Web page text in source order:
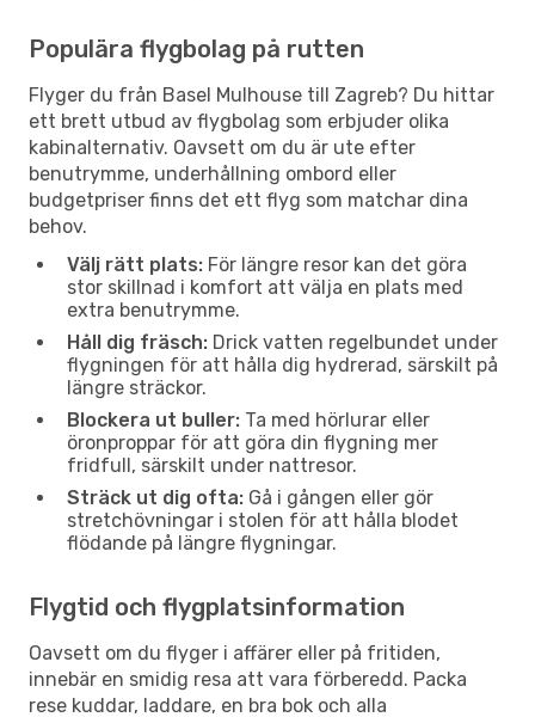
Populära flygbolag på rutten
Flyger du från Basel Mulhouse till Zagreb? Du hittar
ett brett utbud av flygbolag som erbjuder olika
kabinalternativ. Oavsett om du är ute efter
benutrymme, underhållning ombord eller
budgetpriser finns det ett flyg som matchar dina
behov.
Välj rätt plats: För längre resor kan det göra
stor skillnad i komfort att välja en plats med
extra benutrymme.
Håll dig fräsch: Drick vatten regelbundet under
flygningen för att hålla dig hydrerad, särskilt på
längre sträckor.
Blockera ut buller: Ta med hörlurar eller
öronproppar för att göra din flygning mer
fridfull, särskilt under nattresor.
Sträck ut dig ofta: Gå i gången eller gör
stretchövningar i stolen för att hålla blodet
flödande på längre flygningar.
Flygtid och flygplatsinformation
Oavsett om du flyger i affärer eller på fritiden,
innebär en smidig resa att vara förberedd. Packa
rese kuddar, laddare, en bra bok och alla